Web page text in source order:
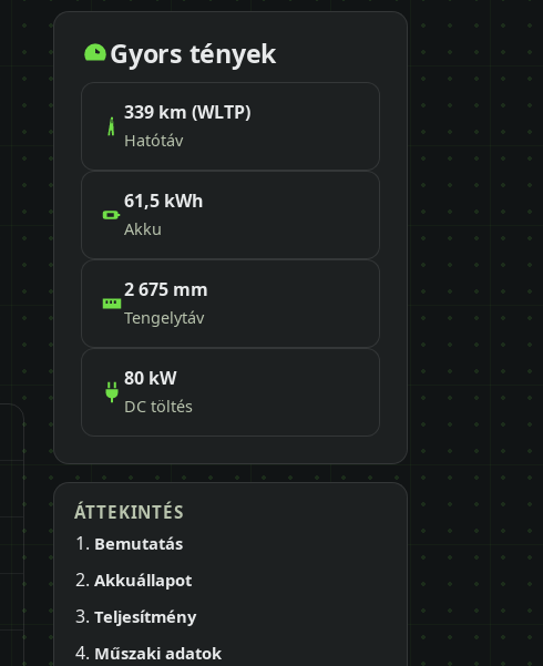
Gyors tények
339 km (WLTP)
Hatótáv
61,5 kWh
Akku
2 675 mm
Tengelytáv
80 kW
DC töltés
ÁTTEKINTÉS
Bemutatás
Akkuállapot
Teljesítmény
Műszaki adatok